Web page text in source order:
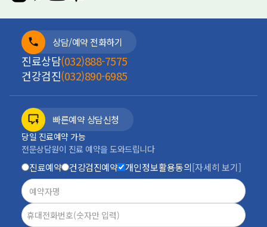
상담/예약 전화하기
진료상담(032)888-7575
건강검진(032)890-6985
빠른예약 상담신청
당일 진료예약 가능
전문상담원이 진료 예약을 도와드립니다
진료예약 건강검진예약 개인정보활용동의[자세히 보기]